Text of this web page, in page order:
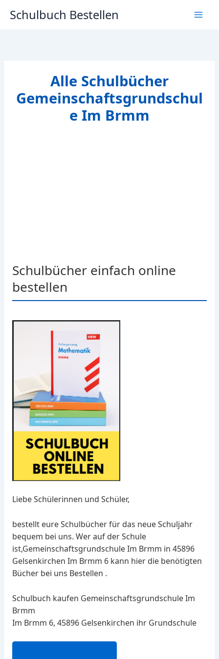
InhaltSchulbuch Bestellen
Alle Schulbücher
Gemeinschaftsgrundschul
e Im Brmm
Schulbücher einfach online
bestellen
Liebe Schülerinnen und Schüler,
bestellt eure Schulbücher für das neue Schuljahr
bequem bei uns. Wer auf der Schule
ist,Gemeinschaftsgrundschule Im Brmm in 45896
Gelsenkirchen Im Brmm 6 kann hier die benötigten
Bücher bei uns Bestellen .
Schulbuch kaufen Gemeinschaftsgrundschule Im
Brmm
Im Brmm 6, 45896 Gelsenkirchen ihr Grundschule